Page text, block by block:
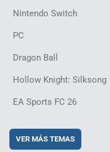
Nintendo Switch
PC
Dragon Ball
Hollow Knight: Silksong
EA Sports FC 26
VER MÁS TEMAS